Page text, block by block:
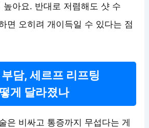
높아요. 반대로 저렴해도 샷 수
면 오히려 개이득일 수 있다는 점
담, 세르프 리프팅
게 달라졌나
은 비싸고 통증까지 무섭다는 게